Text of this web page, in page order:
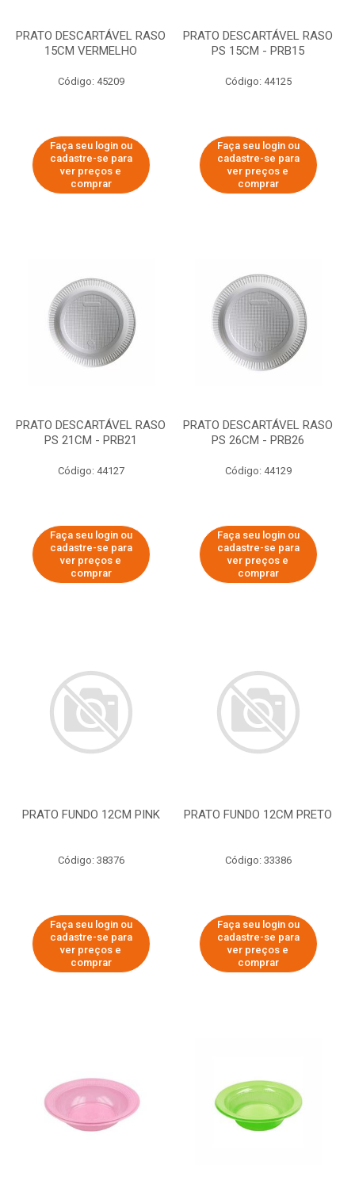
PRATO DESCARTÁVEL RASO
15CM VERMELHO
Código: 45209
Faça seu login ou
cadastre-se para
ver preços e
comprar
PRATO DESCARTÁVEL RASO
PS 15CM - PRB15
Código: 44125
Faça seu login ou
cadastre-se para
ver preços e
comprar
PRATO DESCARTÁVEL RASO
PS 21CM - PRB21
Código: 44127
Faça seu login ou
cadastre-se para
ver preços e
comprar
PRATO DESCARTÁVEL RASO
PS 26CM - PRB26
Código: 44129
Faça seu login ou
cadastre-se para
ver preços e
comprar
PRATO FUNDO 12CM PINK
Código: 38376
Faça seu login ou
cadastre-se para
ver preços e
comprar
PRATO FUNDO 12CM PRETO
Código: 33386
Faça seu login ou
cadastre-se para
ver preços e
comprar